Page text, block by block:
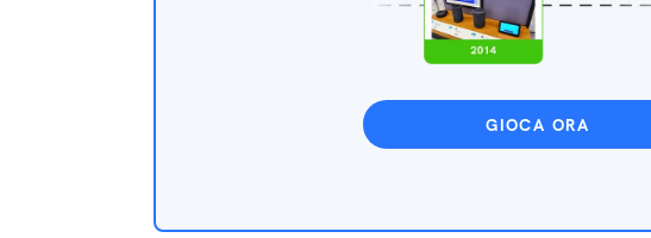
GIOCA ORA